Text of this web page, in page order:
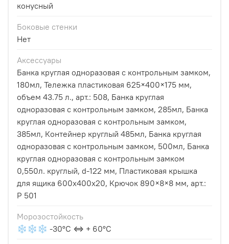
конусный
Боковые стенки
Нет
Аксессуары
Банка круглая одноразовая с контрольным замком,
180мл, Тележка пластиковая 625×400×175 мм,
объем 43.75 л., арт.: 508, Банка круглая
одноразовая с контрольным замком, 285мл, Банка
круглая одноразовая с контрольным замком,
385мл, Контейнер круглый 485мл, Банка круглая
одноразовая с контрольным замком, 500мл, Банка
круглая одноразовая с контрольным замком
0,550л. круглый, d-122 мм, Пластиковая крышка
для ящика 600х400x20, Крючок 890×8×8 мм, арт.:
Р 501
Морозостойкость
❄❄❄ -30°С ⇔ + 60°С